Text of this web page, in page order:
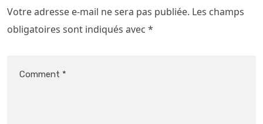
Votre adresse e-mail ne sera pas publiée. Les champs
obligatoires sont indiqués avec *